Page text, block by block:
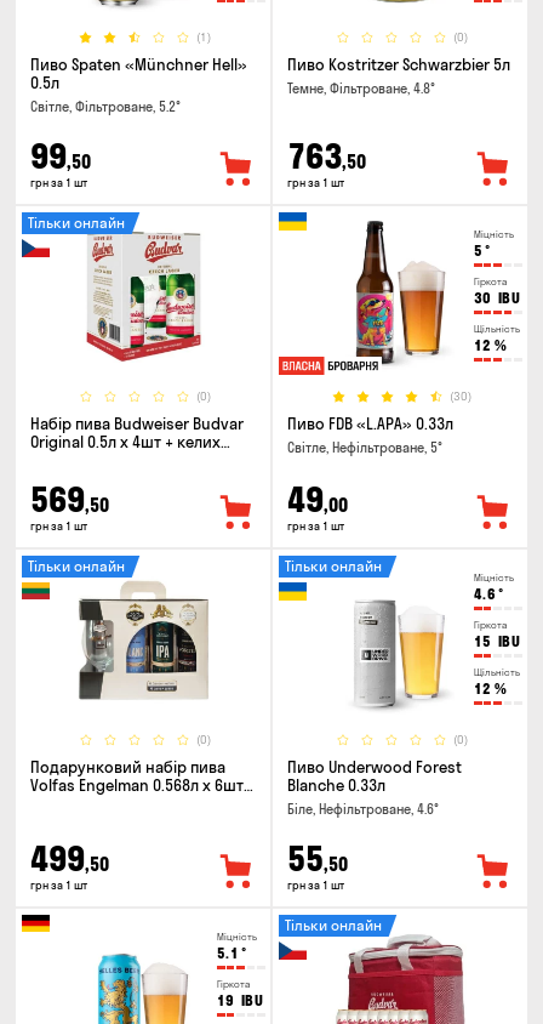
(1)
Пиво Spaten «Münchner Hell»
0.5л
Світле, Фільтроване, 5.2°
99,50
грн за 1 шт
(0)
Пиво Kostritzer Schwarzbier 5л
Темне, Фільтроване, 4.8°
763,50
грн за 1 шт
(0)
Тільки онлайн
Набір пива Budweiser Budvar
Original 0.5л х 4шт + келих
569,50
грн за 1 шт
Міцність
5 °
Гіркота
30 IBU
Щільність
12 %
(30)
Пиво FDB «L.APA» 0.33л
Світле, Нефільтроване, 5°
49,00
грн за 1 шт
(0)
Тільки онлайн
Подарунковий набір пива
Volfas Engelman 0.568л x 6шт +
499,50
грн за 1 шт
Міцність
4.6 °
Гіркота
15 IBU
Щільність
12 %
(0)
Тільки онлайн
Пиво Underwood Forest
Blanche 0.33л
Біле, Нефільтроване, 4.6°
55,50
грн за 1 шт
Міцність
5.1 °
Гіркота
19 IBU
Тільки онлайн